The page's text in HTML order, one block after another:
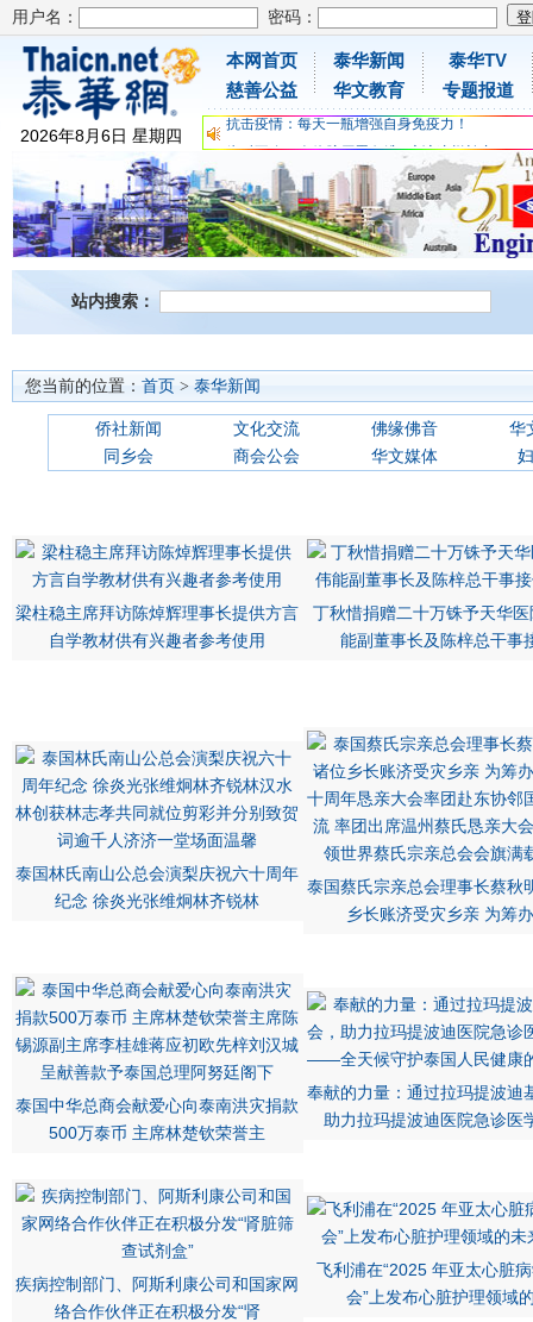
用户名： 密码：
2026年8月6日 星期四
本网首页
慈善公益
泰华新闻
华文教育
泰华TV
专题报道
为时不晚，人体胶原蛋白维C应该这样补充
关爱儿童健康，免费领取日本原装尤妮佳超立体
抗击疫情：每天一瓶增强自身免疫力！
为时不晚，人体胶原蛋白维C应该这样补充
关爱儿童健康，免费领取日本原装尤妮佳超立体
抗击疫情：每天一瓶增强自身免疫力！
站内搜索：
您当前的位置： 首页 > 泰华新闻
侨社新闻 文化交流 佛缘佛音
华
同乡会
商会公会 华文媒体
梁柱稳主席拜访陈焯辉理事长提供方言
自学教材供有兴趣者参考使用
丁秋惜捐赠二十万铢予天华
能副董事长及陈梓总干事
泰国林氏南山公总会演梨庆祝六十周年
纪念 徐炎光张维炯林齐锐林
泰国蔡氏宗亲总会理事长蔡秋
乡长账济受灾乡亲 为筹
泰国中华总商会献爱心向泰南洪灾捐款
500万泰币 主席林楚钦荣誉主
奉献的力量：通过拉玛提波迪
助力拉玛提波迪医院急诊医
疾病控制部门、阿斯利康公司和国家网
络合作伙伴正在积极分发“肾
飞利浦在“2025 年亚太心脏
会”上发布心脏护理领域